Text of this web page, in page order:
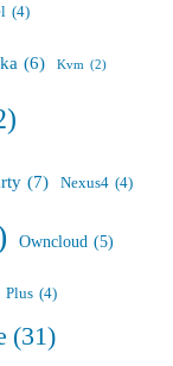
(4)
(6) Kvm (2)
(7) Nexus4 (4)
Owncloud (5)
Plus (4)
(31)